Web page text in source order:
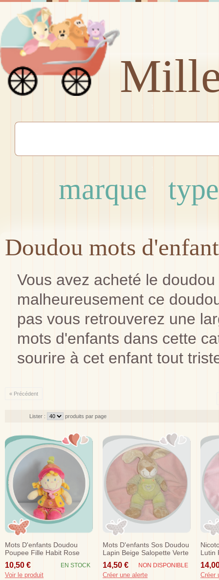
marque type
Doudou mots
Vous avez acheté le
malheureusement ce
pas vous retrouverez une
mots d'enfants dans cette
sourire à cet enfant tout
« Précédent
Lister : produits par page
Mots D'enfants Doudou
Poupee Fille Habit Rose
Jaune Sos
10,50 € EN STOCK
Voir le produit
Mots D'enfants Sos Doudou
Lapin Beige Salopette Verte
14,50 € NON DISPONIBLE
Créer une alerte
Lutin
Créer